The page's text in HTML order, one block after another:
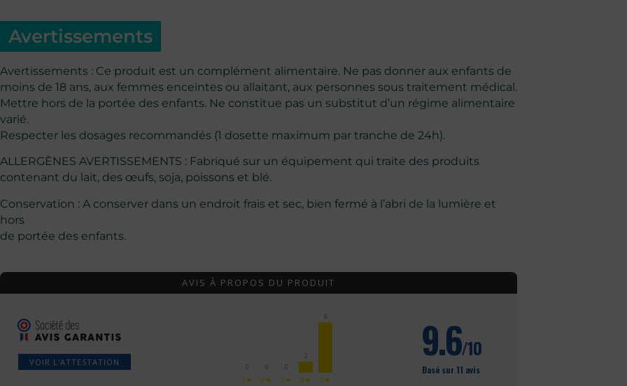
Avertissements
Avertissements : Ce produit est un complément alimentaire. Ne pas donner aux enfants de
moins de 18 ans, aux femmes enceintes ou allaitant, aux personnes sous traitement médical.
Mettre hors de la portée des enfants. Ne constitue pas un substitut d’un régime alimentaire
varié.
Respecter les dosages recommandés (1 dosette maximum par tranche de 24h).
ALLERGÈNES AVERTISSEMENTS : Fabriqué sur un équipement qui traite des produits
contenant du lait, des œufs, soja, poissons et blé.
Conservation : A conserver dans un endroit frais et sec, bien fermé à l’abri de la lumière et
hors
de portée des enfants.
AVIS À PROPOS DU PRODUIT
VOIR L'ATTESTATION 0
1★
0
2★
0
3★
2
4★
9
5★
9.6/10
Basé sur 11 avis